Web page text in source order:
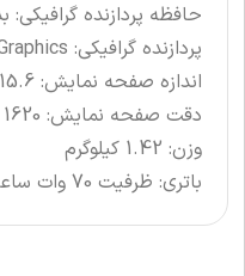
حافظه پردازنده
پردازنده گرافیکی: Qualcomm Adreno GPU Graphics
اندازه صفحه نمایش: 15.6 اینچ
دقت صفحه نمایش: 3K 2880 x 1620
وزن: 1.42 کیلوگرم
باتری: ظرفیت 70 وات ساعت